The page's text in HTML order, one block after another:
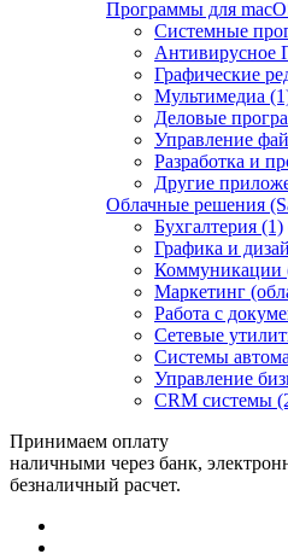
Программы для
Системные
Антивирусное
Графические
Мультимедиа
Деловые
Управление
Разработка и
Другие
Облачные решения
Бухгалтерия (1)
Графика и
Коммуникации
Маркетинг
Работа с
Сетевые
Системы
Управление
CRM системы
Принимаем оплату
наличными через банк,
безналичный расчет.